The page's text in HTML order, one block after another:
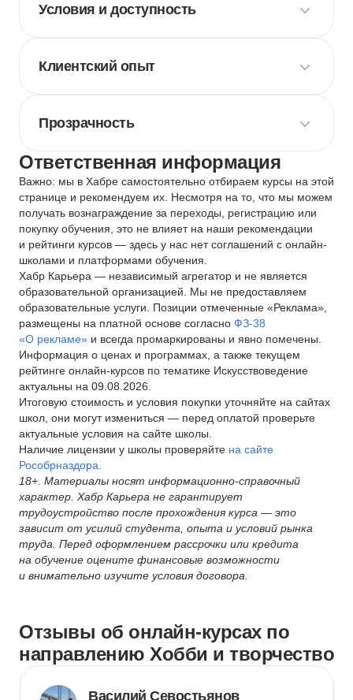
Условия и доступность
Клиентский опыт
Прозрачность
Ответственная информация
Важно: мы в Хабре самостоятельно отбираем курсы на этой
странице и рекомендуем их. Несмотря на то, что мы можем
получать вознаграждение за переходы, регистрацию или
покупку обучения, это не влияет на наши рекомендации
и рейтинги курсов — здесь у нас нет соглашений с онлайн-
школами и платформами обучения.
Хабр Карьера — независимый агрегатор и не является
образовательной организацией. Мы не предоставляем
образовательные услуги. Позиции отмеченные «Реклама»,
размещены на платной основе согласно ФЗ-38
«О рекламе» и всегда промаркированы и явно помечены.
Информация о ценах и программах, а также текущем
рейтинге онлайн-курсов по тематике Искусствоведение
актуальны на 09.08.2026.
Итоговую стоимость и условия покупки уточняйте на сайтах
школ, они могут измениться — перед оплатой проверьте
актуальные условия на сайте школы.
Наличие лицензии у школы проверяйте на сайте
Рособрназдора
18+. Материалы носят информационно-справочный
характер. Хабр Карьера не гарантирует
трудоустройство после прохождения курса — это
зависит от усилий студента, опыта и условий рынка
труда. Перед оформлением рассрочки или кредита
на обучение оцените финансовые возможности
и внимательно изучите условия договора.
Отзывы об онлайн-курсах по
направлению Хобби и творчество
Василий Севостьянов